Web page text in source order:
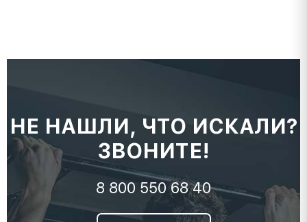
НЕ НАШЛИ, ЧТО ИСКАЛИ?
ЗВОНИТЕ!
8 800 550 68 40